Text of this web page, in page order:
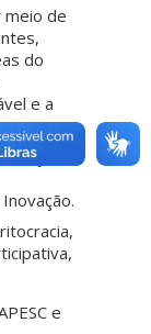
meio de
do
e a
e